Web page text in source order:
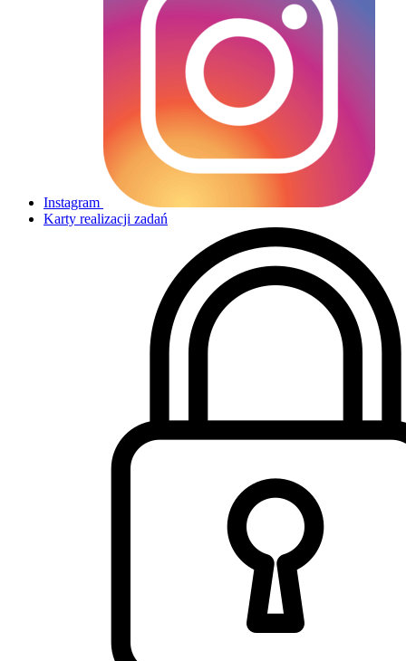
Instagram
Karty realizacji zadań